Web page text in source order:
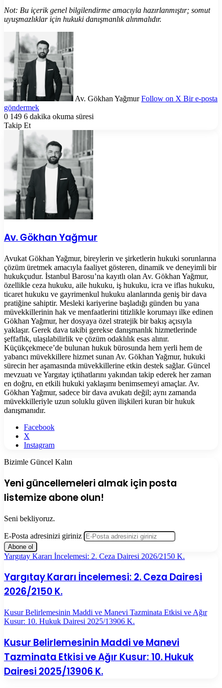
Not: Bu içerik genel bilgilendirme amacıyla hazırlanmıştır; somut
uyuşmazlıklar için hukuki danışmanlık alınmalıdır.
Av. Gökhan Yağmur Follow on X Bir e-posta
göndermek
0 149 6 dakika okuma süresi
Takip Et
Av. Gökhan Yağmur
Avukat Gökhan Yağmur, bireylerin ve şirketlerin hukuki sorunlarına
çözüm üretmek amacıyla faaliyet gösteren, dinamik ve deneyimli bir
hukukçudur. İstanbul Barosu’na kayıtlı olan Av. Gökhan Yağmur,
özellikle ceza hukuku, aile hukuku, iş hukuku, icra ve iflas hukuku,
ticaret hukuku ve gayrimenkul hukuku alanlarında geniş bir dava
pratiğine sahiptir. Mesleki kariyerine başladığı günden bu yana
müvekkillerinin hak ve menfaatlerini titizlikle korumayı ilke edinen
Gökhan Yağmur, her dosyaya özel stratejik bir bakış açısıyla
yaklaşır. Gerek dava takibi gerekse danışmanlık hizmetlerinde
şeffaflık, ulaşılabilirlik ve çözüm odaklılık esas alınır.
Küçükçekmece’de bulunan hukuk bürosunda hem yerli hem de
yabancı müvekkillere hizmet sunan Av. Gökhan Yağmur, hukuki
sürecin her aşamasında müvekkillerine etkin destek sağlar. Güncel
mevzuatı ve Yargıtay içtihatlarını yakından takip ederek her zaman
en doğru, en etkili hukuki yaklaşımı benimsemeyi amaçlar. Av.
Gökhan Yağmur, sadece bir dava avukatı değil; aynı zamanda
müvekkilleriyle uzun soluklu güven ilişkileri kuran bir hukuk
danışmanıdır.
Facebook
X
Instagram
Bizimle Güncel Kalın
Yeni güncellemeleri almak için posta
listemize abone olun!
Seni bekliyoruz.
E-Posta adresinizi giriniz
Yargıtay Kararı İncelemesi: 2. Ceza Dairesi 2026/2150 K.
Yargıtay Kararı İncelemesi: 2. Ceza Dairesi
2026/2150 K.
Kusur Belirlemesinin Maddi ve Manevi Tazminata Etkisi ve Ağır
Kusur: 10. Hukuk Dairesi 2025/13906 K.
Kusur Belirlemesinin Maddi ve Manevi
Tazminata Etkisi ve Ağır Kusur: 10. Hukuk
Dairesi 2025/13906 K.